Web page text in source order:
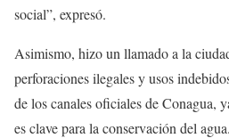
social”, expresó.
Asimismo, hizo un llamado a la
perforaciones ilegales y usos
de los canales oficiales de Conagua,
es clave para la conservación del agua.